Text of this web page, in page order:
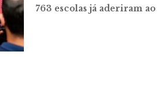
763 escolas já aderiram